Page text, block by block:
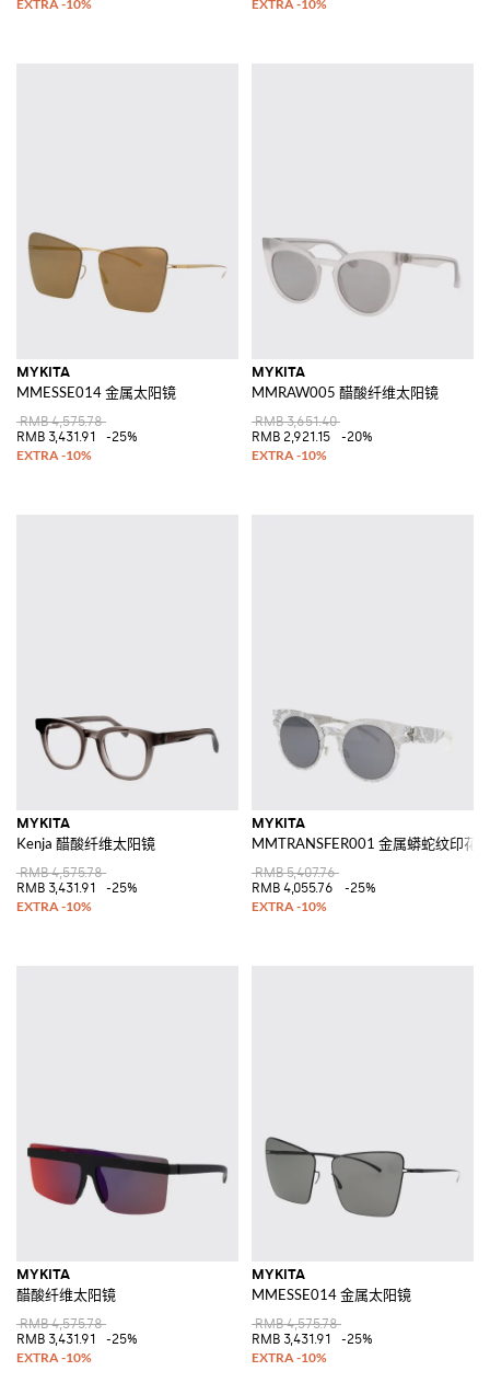
MYKITA
MMESSE014 金属太阳镜
RMB 4,575.78
RMB 3,431.91
-25%
MYKITA
MMRAW005 醋酸纤维太阳镜
RMB 3,651.40
RMB 2,921.15
-20%
MYKITA
Kenja 醋酸纤维太阳镜
RMB 4,575.78
RMB 3,431.91
-25%
MYKITA
MMTRANSFER001 金属蟒蛇纹印花
RMB 5,407.76
RMB 4,055.76
-25%
MYKITA
醋酸纤维太阳镜
RMB 4,575.78
RMB 3,431.91
-25%
MYKITA
MMESSE014 金属太阳镜
RMB 4,575.78
RMB 3,431.91
-25%